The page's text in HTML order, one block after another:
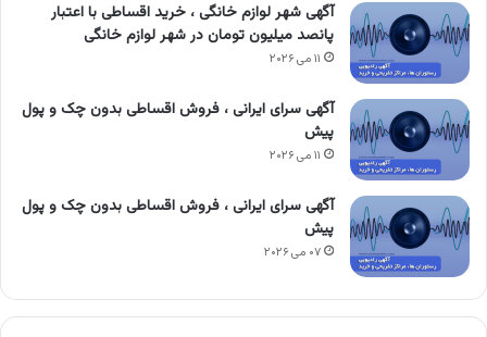
آگهی شهر لوازم خانگی ، خرید اقساطی با اعتبار
پانصد میلیون تومان در شهر لوازم خانگی
۱۱ می ۲۰۲۶
آگهی سرای ایرانی ، فروش اقساطی بدون چک و پول
پیش
۱۱ می ۲۰۲۶
آگهی سرای ایرانی ، فروش اقساطی بدون چک و پول
پیش
۰۷ می ۲۰۲۶